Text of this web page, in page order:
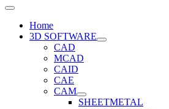
Home
3D SOFTWARE
CAD
MCAD
CAID
CAE
CAM
SHEETMETAL